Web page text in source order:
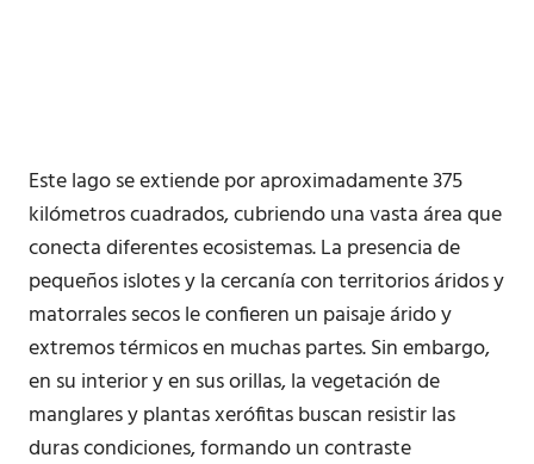
Este lago se extiende por aproximadamente 375
kilómetros cuadrados, cubriendo una vasta área que
conecta diferentes ecosistemas. La presencia de
pequeños islotes y la cercanía con territorios áridos y
matorrales secos le confieren un paisaje árido y
extremos térmicos en muchas partes. Sin embargo,
en su interior y en sus orillas, la vegetación de
manglares y plantas xerófitas buscan resistir las
duras condiciones, formando un contraste